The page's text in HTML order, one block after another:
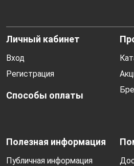
Личный кабинет
Вход
Регистрация
Способы оплаты
Полезная информация
Публичная информация